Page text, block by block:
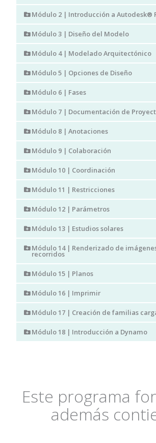
Módulo 2 | Introducción a Autodesk®
Módulo 3 | Diseño del Modelo
Módulo 4 | Modelado Arquitectónico
Módulo 5 | Opciones de Diseño
Módulo 6 | Fases
Módulo 7 | Documentación de
Módulo 8 | Anotaciones
Módulo 9 | Colaboración
Módulo 10 | Coordinación
Módulo 11 | Restricciones
Módulo 12 | Parámetros
Módulo 13 | Estudios solares
Módulo 14 | Renderizado de
recorridos
Módulo 15 | Planos
Módulo 16 | Imprimir
Módulo 17 | Creación de familias
Módulo 18 | Introducción a Dynamo
Este programa
además